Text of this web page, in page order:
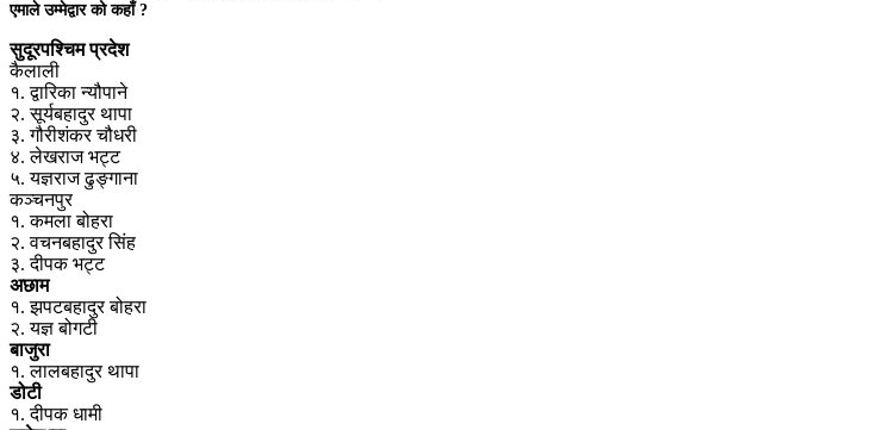
एमाले उम्मेद्वार को कहाँ ?
सुदूरपश्चिम प्रदेश
कैलाली
१. द्वारिका न्यौपाने
२. सूर्यबहादुर थापा
३. गौरीशंकर चौधरी
४. लेखराज भट्ट
५. यज्ञराज ढुङ्गाना
कञ्चनपुर
१. कमला बोहरा
२. वचनबहादुर सिंह
३. दीपक भट्ट
अछाम
१. झपटबहादुर बोहरा
२. यज्ञ बोगटी
बाजुरा
१. लालबहादुर थापा
डोटी
१. दीपक धामी